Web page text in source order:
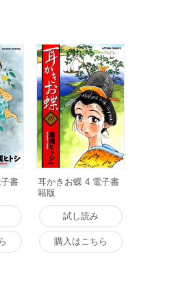
書
耳かきお蝶 4 電子書
籍版
試し読み
購入はこちら